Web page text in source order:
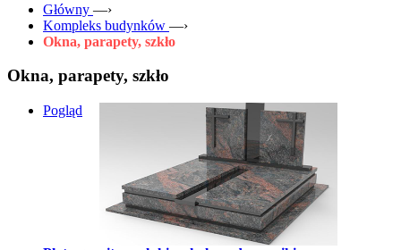
Główny —›
Kompleks budynków —›
Okna, parapety, szkło
Okna, parapety, szkło
Pogląd